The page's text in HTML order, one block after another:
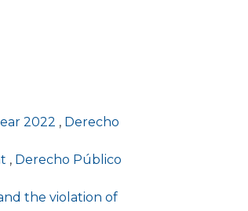
2022 , Derecho
, Derecho Público
the violation of